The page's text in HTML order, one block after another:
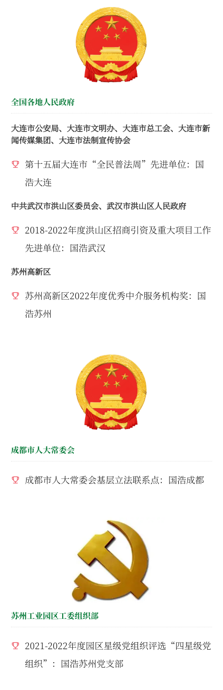
全国各地人民政府
大连市公安局、大连市文明办、大连市总工会、大连市新
闻传媒集团、大连市法制宣传协会
第十五届大连市“全民普法周”先进单位：国
浩大连
中共武汉市洪山区委员会、武汉市洪山区人民政府
2018-2022年度洪山区招商引资及重大项目工作
先进单位：国浩武汉
苏州高新区
苏州高新区2022年度优秀中介服务机构奖：国
浩苏州
成都市人大常委会
成都市人大常委会基层立法联系点：国浩成都
苏州工业园区工委组织部
2021-2022年度园区星级党组织评选“四星级党
组织”：国浩苏州党支部